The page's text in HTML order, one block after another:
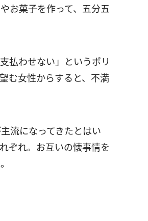
お菓子を作って、五分五
払わせない」というポリ
む女性からすると、不満
流になってきたとはい
ぞれ。お互いの懐事情を